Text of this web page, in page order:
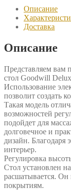
Описание
Доставка
Описание
Представляем вам
стол Goodwill
Использование
позволит создать
Такая модель
возможностей
подойдет для
долговечное и
дизайн. Благодаря
интерьер.
Регулировка
Стол установлен
расшатывается.
покрытиям.